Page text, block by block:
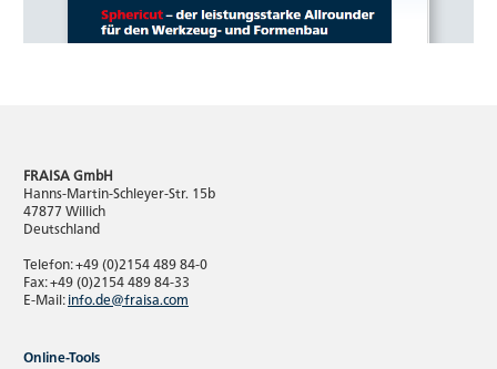
FRAISA GmbH
Hanns-Martin-Schleyer-Str. 15b
47877 Willich
Deutschland
Telefon: +49 (0)2154 489 84-0
Fax: +49 (0)2154 489 84-33
E-Mail:info.de@fraisa.com
Online-Tools